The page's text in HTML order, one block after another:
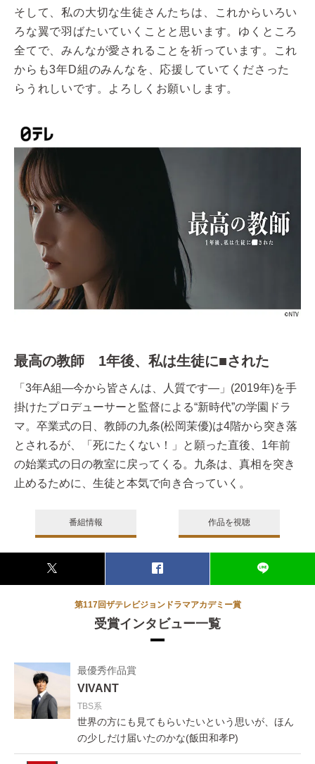
そして、私の大切な生徒さんたちは、これからいろい
ろな翼で羽ばたいていくことと思います。ゆくところ
全てで、みんなが愛されることを祈っています。これ
からも3年D組のみんなを、応援していてくださった
らうれしいです。よろしくお願いします。
最高の教師 1年後、私は生徒に■された
「3年A組―今から皆さんは、人質です―」(2019年)を手
掛けたプロデューサーと監督による“新時代”の学園ドラ
マ。卒業式の日、教師の九条(松岡茉優)は4階から突き落
とされるが、「死にたくない！」と願った直後、1年前
の始業式の日の教室に戻ってくる。九条は、真相を突き
止めるために、生徒と本気で向き合っていく。
番組情報 作品を視聴
第117回ザテレビジョンドラマアカデミー賞
受賞インタビュー一覧
最優秀作品賞
VIVANT
TBS系
世界の方にも見てもらいたいという思いが、ほん
の少しだけ届いたのかな(飯田和孝P)